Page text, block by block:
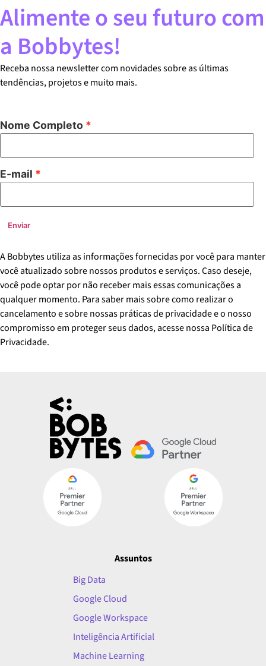
Alimente o seu futuro com
a Bobbytes!
Receba nossa newsletter com novidades sobre as últimas
tendências, projetos e muito mais.
Nome Completo
E-mail
Enviar
A Bobbytes utiliza as informações fornecidas por você para manter
você atualizado sobre nossos produtos e serviços. Caso deseje,
você pode optar por não receber mais essas comunicações a
qualquer momento. Para saber mais sobre como realizar o
cancelamento e sobre nossas práticas de privacidade e o nosso
compromisso em proteger seus dados, acesse nossa Política de
Privacidade.
Assuntos
Big Data
Google Cloud
Google Workspace
Inteligência Artificial
Machine Learning